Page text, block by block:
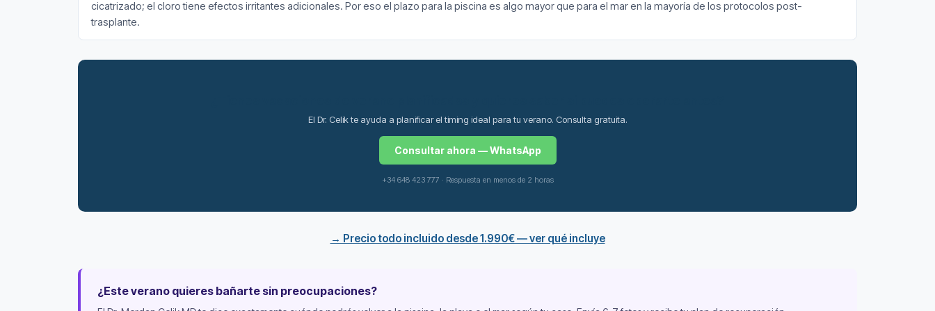
cicatrizado; el cloro tiene efectos irritantes adicionales. Por eso el plazo para la piscina es algo mayor que para el mar en la mayoría de los protocolos post-
trasplante.
El Dr. Celik te ayuda a planificar el timing ideal para tu verano. Consulta gratuita.
Consultar ahora — WhatsApp
+34 648 423 777 · Respuesta en menos de 2 horas
→ Precio todo incluido desde 1.990€ — ver qué incluye
¿Este verano quieres bañarte sin preocupaciones?